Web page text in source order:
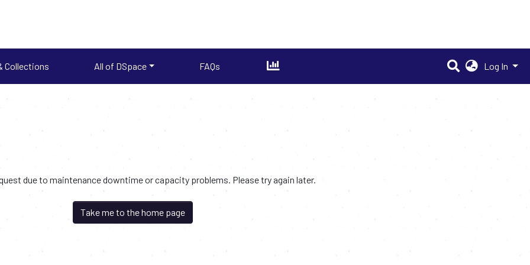
Collections All of DSpace FAQs Log In
due to maintenance downtime or capacity problems. Please try again later.
Take me to the home page